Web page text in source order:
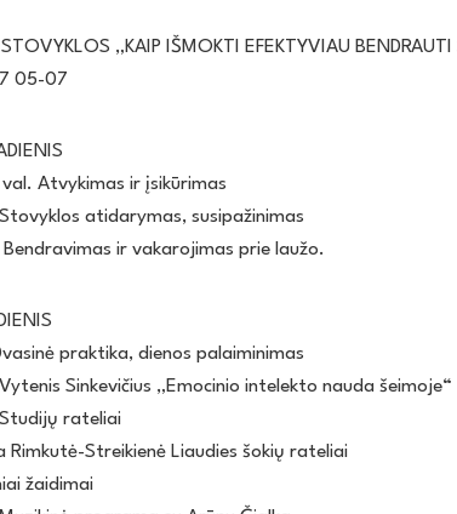
„KAIP IŠMOKTI EFEKTYVIAU
05-07
val. Atvykimas ir įsikūrimas
atidarymas, susipažinimas
ir vakarojimas prie laužo.
praktika, dienos palaiminimas
Sinkevičius „Emocinio intelekto nauda šeimoje“
rateliai
Rimkutė-Streikienė Liaudies šokių rateliai
žaidimai